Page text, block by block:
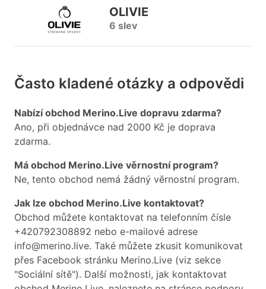
OLIVIE
6 slev
Často kladené otázky a odpovědi
Nabízí obchod Merino.Live dopravu zdarma?
Ano, při objednávce nad 2000 Kč je doprava
zdarma.
Má obchod Merino.Live věrnostní program?
Ne, tento obchod nemá žádný věrnostní program.
Jak lze obchod Merino.Live kontaktovat?
Obchod můžete kontaktovat na telefonním čísle
+420792308892 nebo e-mailové adrese
info@merino.live. Také můžete zkusit komunikovat
přes Facebook stránku Merino.Live (viz sekce
"Sociální sítě"). Další možnosti, jak kontaktovat